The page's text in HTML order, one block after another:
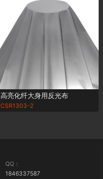
高亮化纤大身用反光布
CSR1303-2
QQ：
1846337587